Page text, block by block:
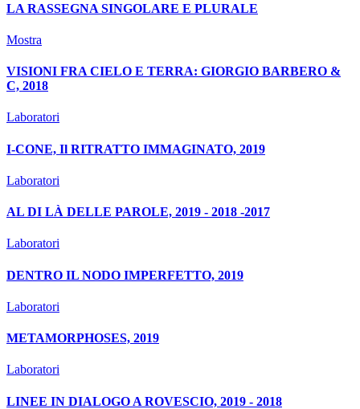
LA RASSEGNA SINGOLARE E PLURALE
Mostra
VISIONI FRA CIELO E TERRA: GIORGIO BARBERO &
C, 2018
Laboratori
I-CONE, Il RITRATTO IMMAGINATO, 2019
Laboratori
AL DI LÀ DELLE PAROLE, 2019 - 2018 -2017
Laboratori
DENTRO IL NODO IMPERFETTO, 2019
Laboratori
METAMORPHOSES, 2019
Laboratori
LINEE IN DIALOGO A ROVESCIO, 2019 - 2018